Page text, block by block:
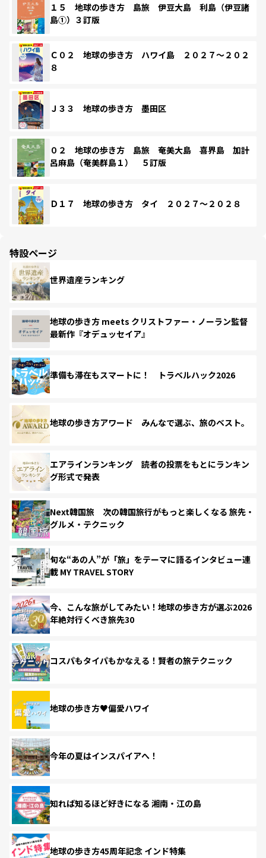
１５ 地球の歩き方 島旅 伊豆大島 利島（伊豆諸
島①）３訂版
Ｃ０２ 地球の歩き方 ハワイ島 ２０２７～２０２
８
Ｊ３３ 地球の歩き方 墨田区
０２ 地球の歩き方 島旅 奄美大島 喜界島 加計
呂麻島（奄美群島１） ５訂版
Ｄ１７ 地球の歩き方 タイ ２０２７～２０２８
特設ページ
世界遺産ランキング
地球の歩き方 meets クリストファー・ノーラン監督
最新作『オデュッセイア』
準備も滞在もスマートに！ トラベルハック2026
地球の歩き方アワード みんなで選ぶ、旅のベスト。
エアラインランキング 読者の投票をもとにランキン
グ形式で発表
Next韓国旅 次の韓国旅行がもっと楽しくなる 旅先・
グルメ・テクニック
旬な“あの人”が「旅」をテーマに語るインタビュー連
載 MY TRAVEL STORY
今、こんな旅がしてみたい！地球の歩き方が選ぶ2026
年絶対行くべき旅先30
コスパもタイパもかなえる！賢者の旅テクニック
地球の歩き方♥偏愛ハワイ
今年の夏はインスパイアへ！
知れば知るほど好きになる 湘南・江の島
地球の歩き方45周年記念 インド特集